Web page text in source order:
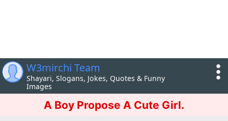
W3mirchi Team
Shayari, Slogans, Jokes, Quotes & Funny
Images
A Boy Propose A Cute Girl.